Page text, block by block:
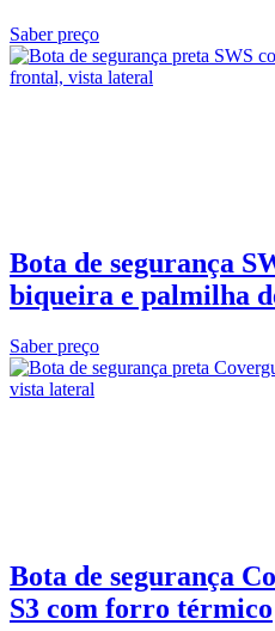
Saber preço
Bota de segurança
biqueira e palmilha
Saber preço
Bota de segurança
S3 com forro térmico